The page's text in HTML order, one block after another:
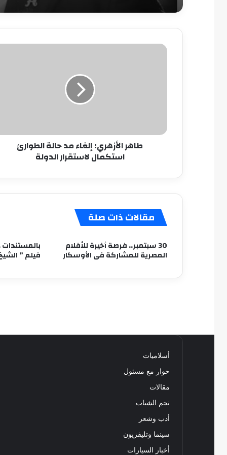
طاهر
الدولة
طاهر الأزهري: إلغاء مد حالة الطوارئ
استكمال لاستقرار الدولة
مقالات ذات صلة
30 سبتمبر.. فرصة أخيرة للأفلام
المصرية للمشاركة فى الأوسكار
بالمستندات
فيلم ”
أسلاميات
حوار مع مسئول
مقالات
نجم الشباب
أدب وشعر
سينما وتليفزيون
أخبار السيارات